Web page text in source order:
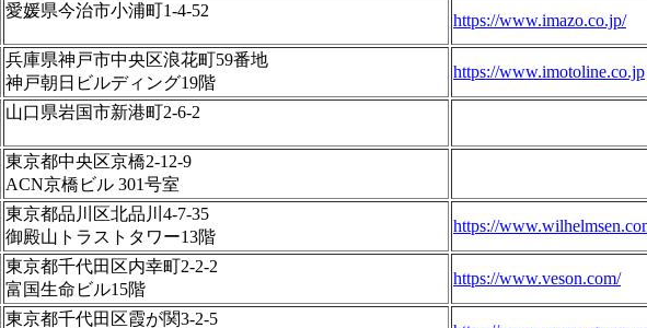
愛媛県今治市小浦町1-4-52
https://www.imazo.co.jp/
兵庫県神戸市中央区浪花町59番地
神戸朝日ビルディング19階
https://www.imotoline.co.jp
山口県岩国市新港町2-6-2
東京都中央区京橋2-12-9
ACN京橋ビル 301号室
東京都品川区北品川4-7-35
御殿山トラストタワー13階
https://
東京都千代田区内幸町2-2-2
富国生命ビル15階
https://www.veson.com/
東京都千代田区霞が関3-2-5